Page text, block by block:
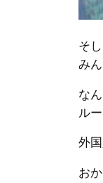
そ
み
な
ル
外
お